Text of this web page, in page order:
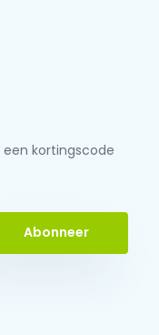
kortingscode
Abonneer